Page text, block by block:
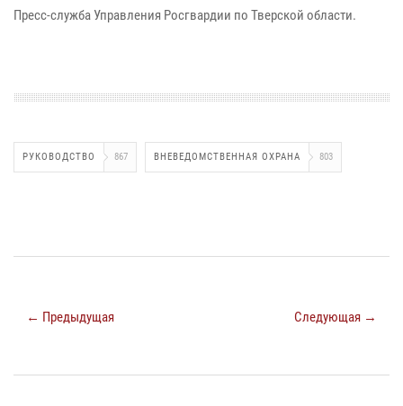
Пресс-служба Управления Росгвардии по Тверской области.
РУКОВОДСТВО 867 ВНЕВЕДОМСТВЕННАЯ ОХРАНА 803
← Предыдущая Следующая →